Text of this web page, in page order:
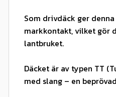
Som drivdäck ger
markkontakt, vilket gör
lantbruket.
Däcket är av typen TT
med slang – en